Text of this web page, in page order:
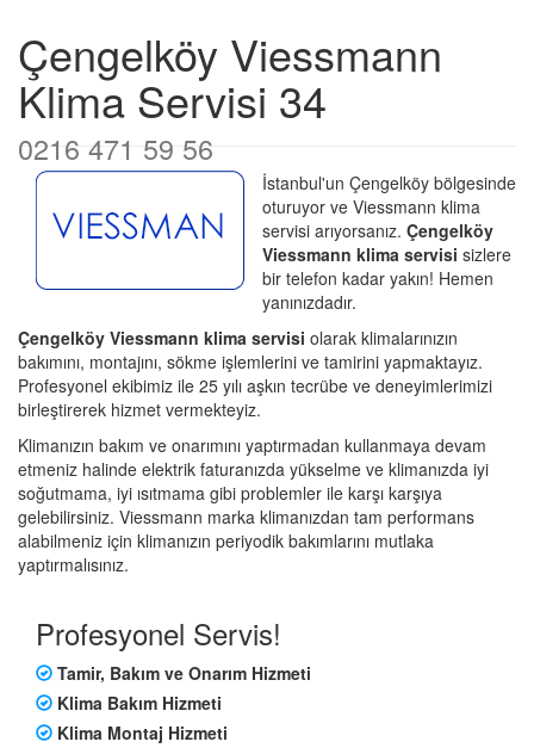
Çengelköy Viessmann
Klima Servisi 34
0216 471 59 56
İstanbul'un Çengelköy bölgesinde
oturuyor ve Viessmann klima
servisi arıyorsanız. Çengelköy
Viessmann klima servisi sizlere
bir telefon kadar yakın! Hemen
yanınızdadır.
Çengelköy Viessmann klima servisi olarak klimalarınızın
bakımını, montajını, sökme işlemlerini ve tamirini yapmaktayız.
Profesyonel ekibimiz ile 25 yılı aşkın tecrübe ve deneyimlerimizi
birleştirerek hizmet vermekteyiz.
Klimanızın bakım ve onarımını yaptırmadan kullanmaya devam
etmeniz halinde elektrik faturanızda yükselme ve klimanızda iyi
soğutmama, iyi ısıtmama gibi problemler ile karşı karşıya
gelebilirsiniz. Viessmann marka klimanızdan tam performans
alabilmeniz için klimanızın periyodik bakımlarını mutlaka
yaptırmalısınız.
Profesyonel Servis!
Tamir, Bakım ve Onarım Hizmeti
Klima Bakım Hizmeti
Klima Montaj Hizmeti